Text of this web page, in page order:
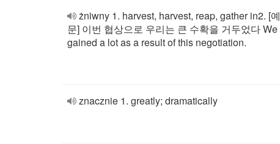
żniwny 1. harvest, harvest, reap, gather in2. [예
문] 이번 협상으로 우리는 큰 수확을 거두었다 We
gained a lot as a result of this negotiation.
znacznie 1. greatly; dramatically